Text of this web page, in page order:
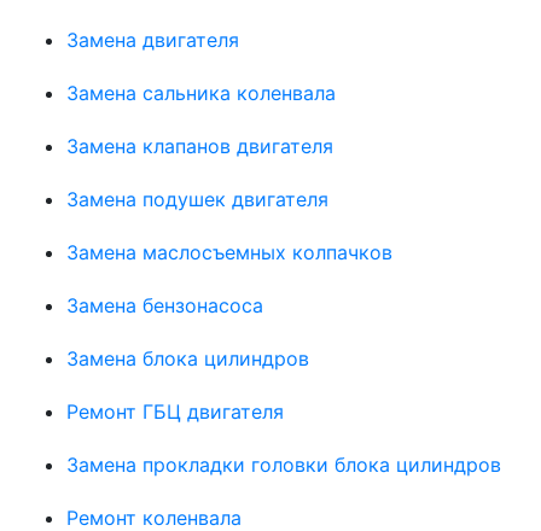
Замена двигателя
Замена сальника коленвала
Замена клапанов двигателя
Замена подушек двигателя
Замена маслосъемных колпачков
Замена бензонасоса
Замена блока цилиндров
Ремонт ГБЦ двигателя
Замена прокладки головки блока цилиндров
Ремонт коленвала